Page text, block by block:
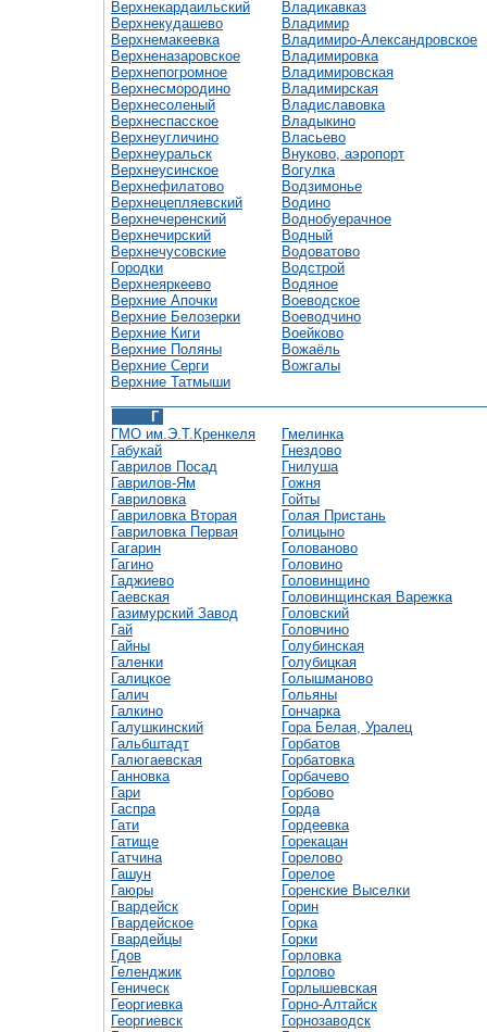
Верхнекардаильский
Верхнекудашево
Верхнемакеевка
Верхненазаровское
Верхнепогромное
Верхнесмородино
Верхнесоленый
Верхнеспасское
Верхнеугличино
Верхнеуральск
Верхнеусинское
Верхнефилатово
Верхнецепляевский
Верхнечеренский
Верхнечирский
Верхнечусовские
Городки
Верхнеяркеево
Верхние Апочки
Верхние Белозерки
Верхние Киги
Верхние Поляны
Верхние Серги
Верхние Татмыши
Владикавказ
Владимир
Владимиро-Александровское
Владимировка
Владимировская
Владимирская
Владиславовка
Владыкино
Власьево
Внуково, аэропорт
Вогулка
Водзимонье
Водино
Воднобуерачное
Водный
Водоватово
Водстрой
Водяное
Воеводское
Воеводчино
Воейково
Вожаёль
Вожгалы
Г
ГМО им.Э.Т.Кренкеля
Габукай
Гаврилов Посад
Гаврилов-Ям
Гавриловка
Гавриловка Вторая
Гавриловка Первая
Гагарин
Гагино
Гаджиево
Гаевская
Газимурский Завод
Гай
Гайны
Галенки
Галицкое
Галич
Галкино
Галушкинский
Гальбштадт
Галюгаевская
Ганновка
Гари
Гаспра
Гати
Гатище
Гатчина
Гашун
Гаюры
Гвардейск
Гвардейское
Гвардейцы
Гдов
Геленджик
Геническ
Георгиевка
Георгиевск
Гмелинка
Гнездово
Гнилуша
Гожня
Гойты
Голая Пристань
Голицыно
Голованово
Головино
Головинщино
Головинщинская Варежка
Головский
Головчино
Голубинская
Голубицкая
Голышманово
Гольяны
Гончарка
Гора Белая, Уралец
Горбатов
Горбатовка
Горбачево
Горбово
Горда
Гордеевка
Горекацан
Горелово
Горелое
Горенские Выселки
Горин
Горка
Горки
Горловка
Горлово
Горлышевская
Горно-Алтайск
Горнозаводск